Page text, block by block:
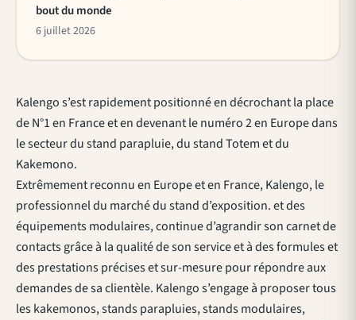
Kalengo s’est rapidement positionné en décrochant la place
de N°1 en France et en devenant le numéro 2 en Europe dans
le secteur du stand parapluie, du stand Totem et du
Kakemono.
Extrêmement reconnu en Europe et en France, Kalengo, le
professionnel du marché du stand d’exposition. et des
équipements modulaires, continue d’agrandir son carnet de
contacts grâce à la qualité de son service et à des formules et
des prestations précises et sur-mesure pour répondre aux
demandes de sa clientèle. Kalengo s’engage à proposer tous
les kakemonos, stands parapluies, stands modulaires,
bout du monde
6 juillet 2026